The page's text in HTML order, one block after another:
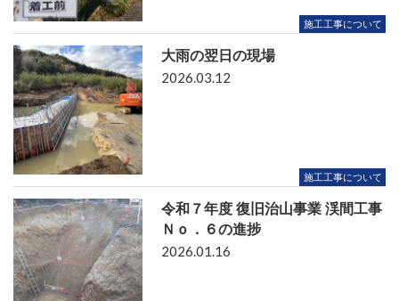
施工工事について
大雨の翌日の現場
施工工事について
2026.03.12
令和７年度 復旧治山事業 渓間工事
Ｎｏ．６の進捗
2026.01.16